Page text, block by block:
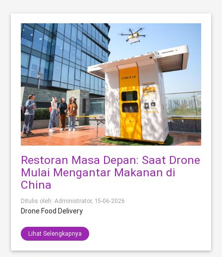
Restoran Masa Depan: Saat Drone
Mulai Mengantar Makanan di
China
Ditulis oleh: Administrator, 15-06-2026
Drone Food Delivery
Lihat Selengkapnya